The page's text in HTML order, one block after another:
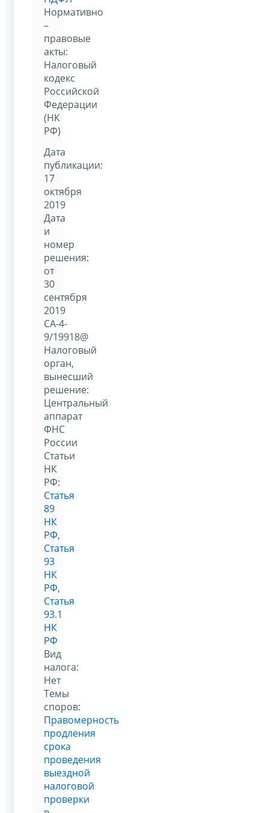
Нормативно
–
правовые
акты:
Налоговый
кодекс
Российской
Федерации
(НК
РФ)
Дата
публикации:
17
октября
2019
Дата
и
номер
решения:
от
30
сентября
2019
СА-4-
9/19918@
Налоговый
орган,
вынесший
решение:
Центральный
аппарат
ФНС
России
Статьи
НК
РФ:
Статья
89
НК
РФ,
Статья
93
НК
РФ,
Статья
93.1
НК
РФ
Вид
налога:
Нет
Темы
споров:
Правомерность
продления
срока
проведения
выездной
налоговой
проверки